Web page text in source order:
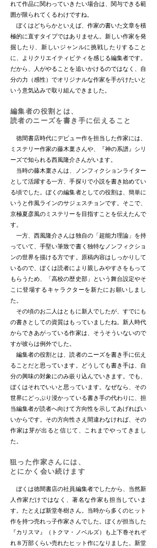
れて作品に関わっていきたい場合は、関与できる範
囲が限られてくるわけですね。
ぼくはどちらかといえば、作家の書いた文章を積
極的に直すタイプではありません。新しい作家を発
掘したり、新しいジャンルに挑戦したりすること
に、よりクリエイティビティを感じる編集者です。
だから、人がやることを追いかけるのではなく、自
分の力（感性）でオリジナルな作家を手がけたいと
いう意気込みで取り組んできました。
編集者の役割とは、
読者のニーズを書き手に伝えること
徳間書店時代にデビュー作を担当した作家には、
ミステリー作家の藤木稟さんや、『神の系譜』シリ
ーズで知られる西風隆介さんがいます。
当時の藤木稟さんは、ノンフィクションライター
として活躍する一方、手探りで小説を書き始めてい
る頃でした。ぼくの編集者としての役割は、簡単に
いうと作風ラインのサジェスチョンです。そこで、
京極夏彦風のミステリーを目指すことを伝えたんで
す。
一方、西風隆介さんは独自の「超能力理論」を持
っていて、手堅い筆致で書く独特なノンフィクショ
ンの世界を描ける方です。原稿内容はしっかりして
いるので、ぼくは読者により親しみやすさをもって
もらうため、「高校の歴史部」という舞台設定やそ
こに登場するキャラクターを新たにお願いしまし
た。
その頃のお二人はともに新人でしたが、すでにも
の書きとしての資質はもっていましたね。新人時代
からできあがっている作家は、そうそういないので
すが彼らは例外でした。
編集者の役割とは、読者のニーズを書き手に伝え
ることだと思っています。どうしても書き手は、自
分の興味の対象にのみ嵌り込んでいきます。でも、
ぼくはそれでいいと思っています。なぜなら、その
世界にどっぷり浸かっている書き手の代わりに、担
当編集者が読者へ向けて方向性を示してあげればい
いからです。その方向性さえ間違わなければ、その
作家は芽が出ると信じて、これまでやってきまし
た。
狙った作家さんには、
とにかく会い続けます
ぼくは徳間書店の社員編集者でしたから、当然新
人作家だけではなく、著名な作家も担当していま
す。たとえば新堂冬樹さん。当時から多くのヒット
作を持つ売れっ子作家さんでした。ぼくが担当した
『カリスマ』（トクマ・ノベルズ）も上下巻それぞ
れ８万部くらい売れたヒット作になりました。新堂